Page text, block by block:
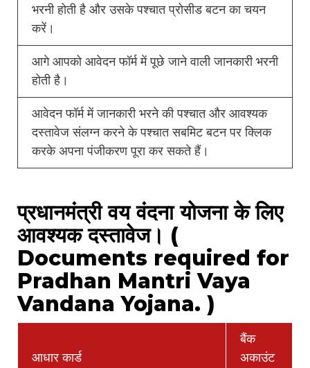
भरनी होती है और उसके पश्चात प्रोसीड बटन का चयन
करें।
आगे आपको आवेदन फॉर्म में पूछे जाने वाली जानकारी भरनी
होती है।
आवेदन फॉर्म में जानकारी भरने की पश्चात और आवश्यक
दस्तावेज संलग्न करने के पश्चात सबमिट बटन पर क्लिक
करके अपना पंजीकरण पूरा कर सकते हैं।
प्रधानमंत्री वय वंदना योजना के लिए
आवश्यक दस्तावेज। (
Documents required for
Pradhan Mantri Vaya
Vandana Yojana. )
आधार कार्ड
बैंक
अकाउंट